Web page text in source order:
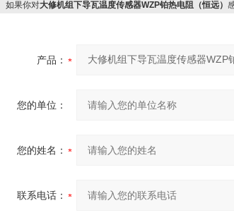
如果你对大修机组下导瓦温度传感器WZP铂热电阻（恒远）
产品：
您的单位：
您的姓名：
联系电话：